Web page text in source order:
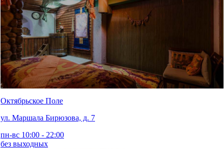
Октябрьское Поле
ул. Маршала Бирюзова, д. 7
пн-вс 10:00 - 22:00
без выходных